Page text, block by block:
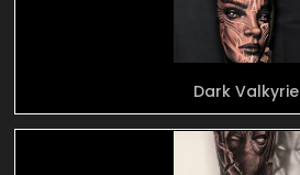
Dark Valkyrie